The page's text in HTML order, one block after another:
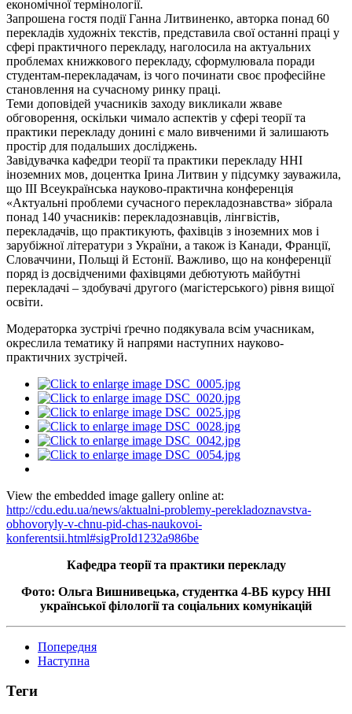
економічної термінології.
Запрошена гостя події Ганна Литвиненко, авторка понад 60
перекладів художніх текстів, представила свої останні праці у
сфері практичного перекладу, наголосила на актуальних
проблемах книжкового перекладу, сформулювала поради
студентам-перекладачам, із чого починати своє професійне
становлення на сучасному ринку праці.
Теми доповідей учасників заходу викликали жваве
обговорення, оскільки чимало аспектів у сфері теорії та
практики перекладу донині є мало вивченими й залишають
простір для подальших досліджень.
Завідувачка кафедри теорії та практики перекладу ННІ
іноземних мов, доцентка Ірина Литвин у підсумку зауважила,
що III Всеукраїнська науково-практична конференція
«Актуальні проблеми сучасного перекладознавства» зібрала
понад 140 учасників: перекладознавців, лінгвістів,
перекладачів, що практикують, фахівців з іноземних мов і
зарубіжної літератури з України, а також із Канади, Франції,
Словаччини, Польщі й Естонії. Важливо, що на конференції
поряд із досвідченими фахівцями дебютують майбутні
перекладачі – здобувачі другого (магістерського) рівня вищої
освіти.
Модераторка зустрічі ґречно подякувала всім учасникам,
окреслила тематику й напрями наступних науково-
практичних зустрічей.
View the embedded image gallery online at:
http://cdu.edu.ua/news/aktualni-problemy-perekladoznavstva-
obhovoryly-v-chnu-pid-chas-naukovoi-
konferentsii.html#sigProId1232a986be
Кафедра теорії та практики перекладу
Фото: Ольга Вишнивецька, студентка 4-ВБ курсу ННІ
української філології та соціальних комунікацій
Попередня
Наступна
Теги